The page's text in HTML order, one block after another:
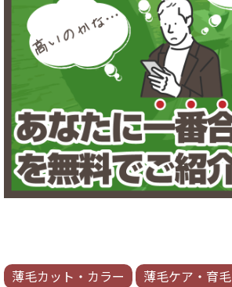
薄毛カット・カラー
薄毛ケア・育